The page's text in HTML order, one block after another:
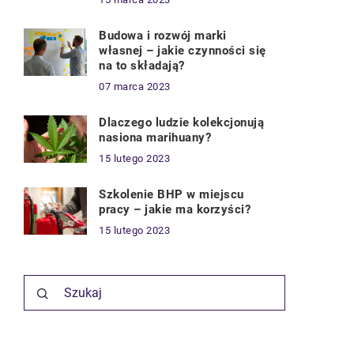
Budowa i rozwój marki
własnej – jakie czynności się
na to składają?
07 marca 2023
Dlaczego ludzie kolekcjonują
nasiona marihuany?
15 lutego 2023
Szkolenie BHP w miejscu
pracy – jakie ma korzyści?
15 lutego 2023